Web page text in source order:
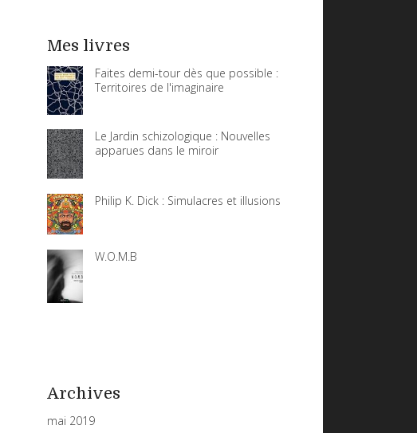
Mes livres
Faites demi-tour dès que possible :
Territoires de l'imaginaire
Le Jardin schizologique : Nouvelles
apparues dans le miroir
Philip K. Dick : Simulacres et illusions
W.O.M.B
Archives
mai 2019